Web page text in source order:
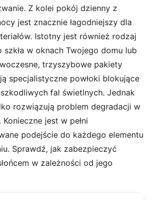
Z kolei pokój dzienny z
jest znacznie łagodniejszy dla
Istotny jest również rodzaj
szkła w oknach Twojego domu lub
trzyszybowe pakiety
specjalistyczne powłoki blokujące
fal świetlnych. Jednak
rozwiązują problem degradacji w
jest w pełni
podejście do każdego elementu
Sprawdź, jak zabezpieczyć
w zależności od jego